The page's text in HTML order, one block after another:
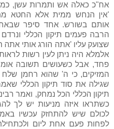
אח''כ כאלה אש ותמרות עשן,
'אין הנחש ממית אלא החטא
אותם בשורש. אחד סיפר
הרבה פעמים תיקון הכללי
שצועק עליו 'אתה הורג אותי
אלמלא היה ניתן לעין רשות
פחד, אבל כשעושים תשובה
המזיקים, כי ה' שהוא רחמן שלח
שגילה את סוד תיקון הכללי
תיקון הכללי הכל נמחק, ואמר
כשתראו איזה מניעות יש לך
לכולם שיש להתחזק עכשיו
לפחות פעם אחת ליום